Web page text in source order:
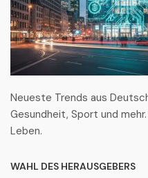
Neueste Trends aus
Gesundheit, Sport und
Leben.
WAHL DES HERAUSGEBERS